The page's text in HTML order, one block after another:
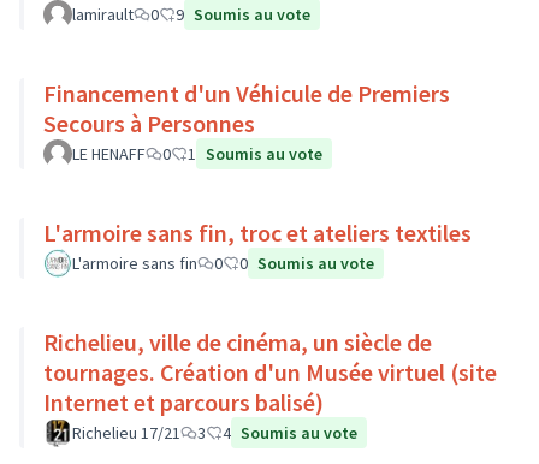
lamirault 0 9 Soumis au vote
Financement d'un Véhicule de Premiers
Secours à Personnes
LE HENAFF 0 1 Soumis au vote
L'armoire sans fin, troc et ateliers textiles
L'armoire sans fin 0 0 Soumis au vote
Richelieu, ville de cinéma, un siècle de
tournages. Création d'un Musée virtuel (site
Internet et parcours balisé)
Richelieu 17/21 3 4 Soumis au vote